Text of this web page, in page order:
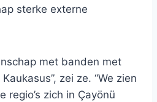
sterke externe
met banden met
zei ze. “We zien
regio’s zich in Çayönü